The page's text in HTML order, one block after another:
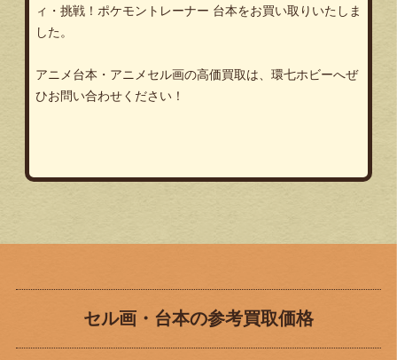
ィ・挑戦！ポケモントレーナー 台本をお買い取りいたしま
した。
アニメ台本・アニメセル画の高価買取は、環七ホビーへぜ
ひお問い合わせください！
セル画・台本の参考買取価格